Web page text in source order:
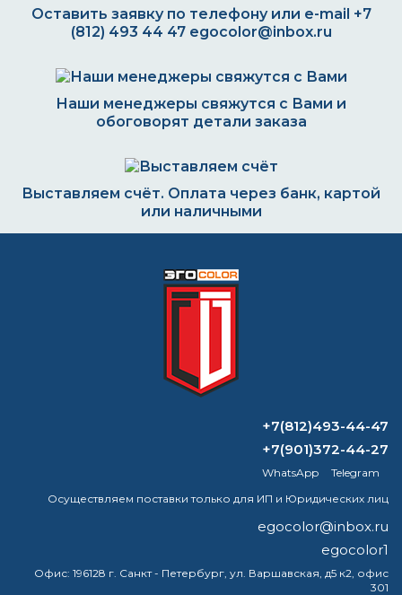
Оставить заявку по телефону или e-mail +7
(812) 493 44 47 egocolor@inbox.ru
Наши менеджеры свяжутся с Вами и
обоговорят детали заказа
Выставляем счёт. Оплата через банк, картой
или наличными
Формируем заказ и отправляем транспортной
компанией
ВОПРОС-ОТВЕТ
Можно ли наносить акриловую краску
Какая краска самая жаростойкая?
растворителем?
+7(812)493-44-47
+7(901)372-44-27
WhatsApp
Telegram
Осуществляем поставки только для ИП и Юридических лиц
egocolor@inbox.ru
egocolor1
Офис: 196128 г. Санкт - Петербург, ул. Варшавская, д5 к2, офис
301